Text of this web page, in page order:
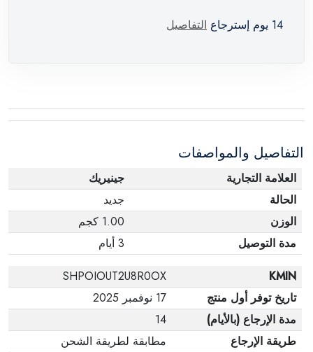
14 يوم إسترجاع التفاصيل
التفاصيل والمواصفات
العلامة التجارية
جينيريك
الحالة
جديد
الوزن
1.00 كجم
مدة التوصيل
3 أيام
KMIN
SHPOIOUT2U8R0OX
تاريخ توفر أول منتج
17 نوفمبر 2025
مدة الإرجاع (بالأيام)
14
طريقة الإرجاع
مطابقة لطريقة الشحن